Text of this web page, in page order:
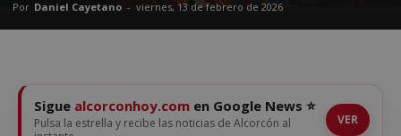
Por Daniel Cayetano - viernes, 13 de febrero de 2026
Sigue alcorconhoy.com en Google News ⭐
Pulsa la estrella y recibe las noticias de Alcorcón al
VER